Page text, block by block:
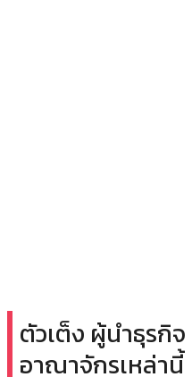
ตัวเต็ง ผู้นำธุรกิ
อาณาจักรเหล่านี้